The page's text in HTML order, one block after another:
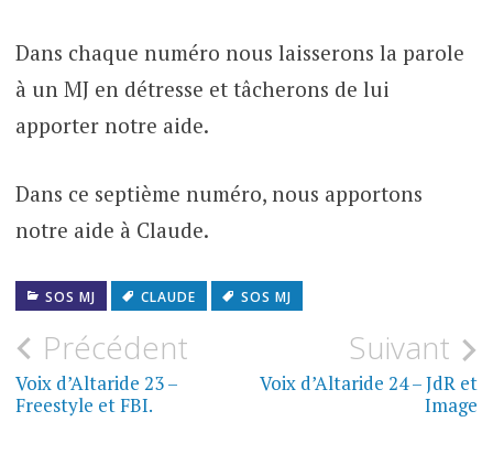
Dans chaque numéro nous laisserons la parole
à un MJ en détresse et tâcherons de lui
apporter notre aide.
Dans ce septième numéro, nous apportons
notre aide à Claude.
SOS MJ CLAUDE SOS MJ
Navigation
de
Précédent
Voix d’Altaride 23 –
Freestyle et FBI.
Suivant
Voix d’Altaride 24 – JdR et
Image